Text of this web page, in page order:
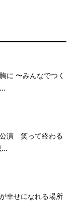
に 〜みんなでつく
演 笑って終わる
幸せになれる場所